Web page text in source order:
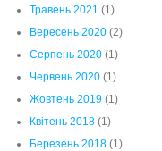
Травень 2021 (1)
Вересень 2020 (2)
Серпень 2020 (1)
Червень 2020 (1)
Жовтень 2019 (1)
Квітень 2018 (1)
Березень 2018 (1)